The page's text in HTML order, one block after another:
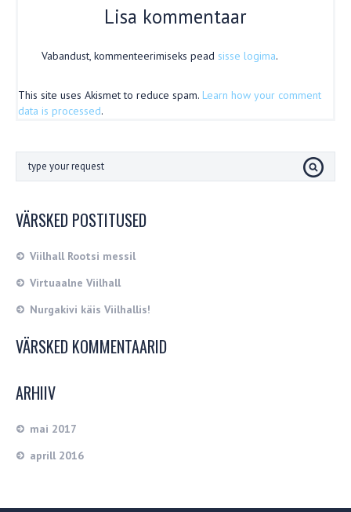
Lisa kommentaar
Vabandust, kommenteerimiseks pead sisse logima.
This site uses Akismet to reduce spam. Learn how your comment
data is processed.
VÄRSKED POSTITUSED
Viilhall Rootsi messil
Virtuaalne Viilhall
Nurgakivi käis Viilhallis!
VÄRSKED KOMMENTAARID
ARHIIV
mai 2017
aprill 2016